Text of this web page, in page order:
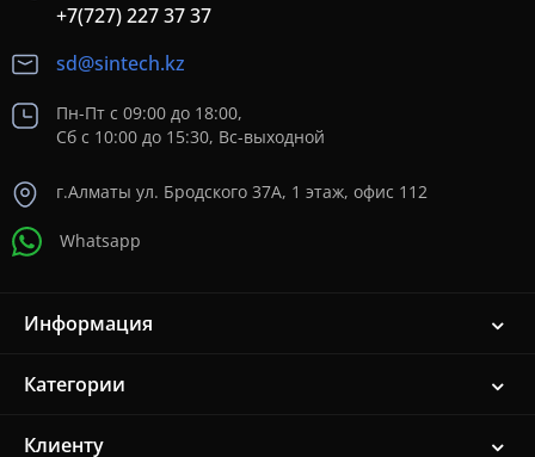
+7(727) 227 37 37
sd@sintech.kz
Пн-Пт с 09:00 до 18:00,
Сб с 10:00 до 15:30, Вс-выходной
г.Алматы ул. Бродского 37A, 1 этаж, офис 112
Whatsapp
Информация
Категории
Клиенту